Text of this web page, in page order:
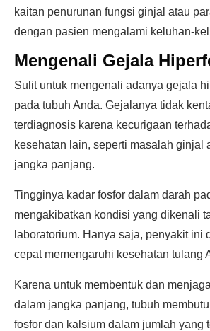
kaitan penurunan fungsi ginjal atau
dengan pasien mengalami keluhan-
Mengenali Gejala
Sulit untuk mengenali adanya gejala
pada tubuh Anda. Gejalanya tidak
terdiagnosis karena kecurigaan
kesehatan lain, seperti masalah ginjal
jangka panjang.
Tingginya kadar fosfor dalam darah
mengakibatkan kondisi yang dikenali
laboratorium. Hanya saja, penyakit ini
cepat memengaruhi kesehatan tulang
Karena untuk membentuk dan
dalam jangka panjang, tubuh
fosfor dan kalsium dalam jumlah yang